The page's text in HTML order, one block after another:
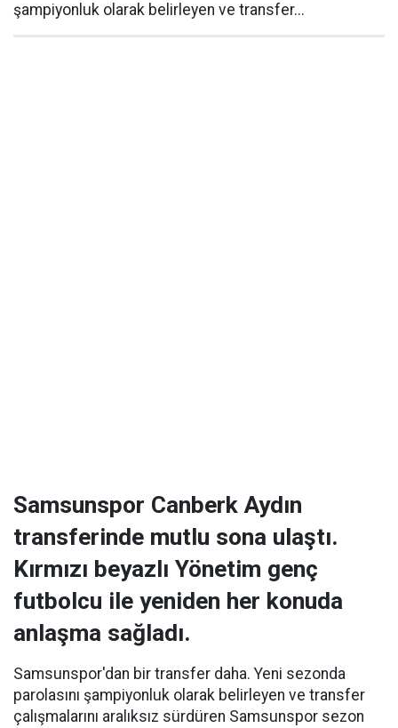
şampiyonluk olarak belirleyen ve transfer...
Samsunspor Canberk Aydın
transferinde mutlu sona ulaştı.
Kırmızı beyazlı Yönetim genç
futbolcu ile yeniden her konuda
anlaşma sağladı.
Samsunspor'dan bir transfer daha. Yeni sezonda
parolasını şampiyonluk olarak belirleyen ve transfer
çalışmalarını aralıksız sürdüren Samsunspor sezon